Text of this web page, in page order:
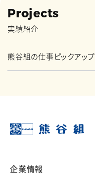
Projects
実績紹介
熊谷組の仕事ピックアップ
企業情報